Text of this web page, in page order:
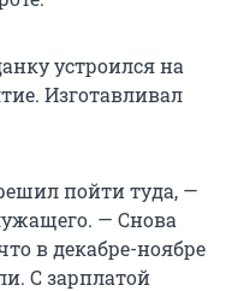
устроился на
Изготавливал
пойти туда, —
— Снова
в декабре-ноябре
С зарплатой